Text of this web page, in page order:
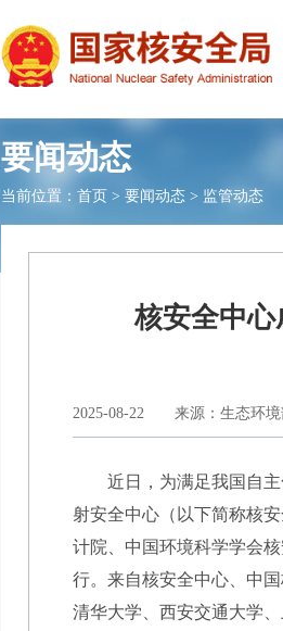
要闻动态
当前位置： 首页 > 要闻动态 > 监管动态
核安全中
2025-08-22 来源：生态环
近日，为满足我国自
射安全中心（以下简称核
计院、中国环境科学学会
行。来自核安全中心、中
清华大学、西安交通大学